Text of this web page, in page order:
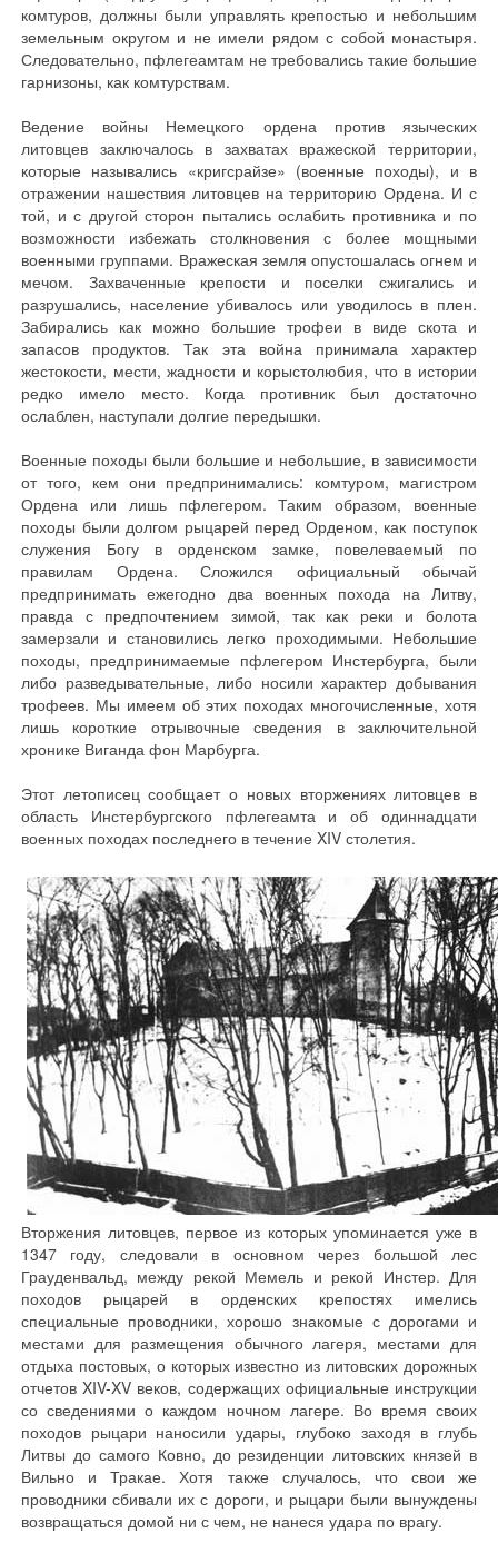
комтуров, должны были управлять крепостью и небольшим
земельным округом и не имели рядом с собой монастыря.
Следовательно, пфлегеамтам не требовались такие большие
гарнизоны, как комтурствам.
Ведение войны Немецкого ордена против языческих
литовцев заключалось в захватах вражеской территории,
которые назывались «кригсрайзе» (военные походы), и в
отражении нашествия литовцев на территорию Ордена. И с
той, и с другой сторон пытались ослабить противника и по
возможности избежать столкновения с более мощными
военными группами. Вражеская земля опустошалась огнем и
мечом. Захваченные крепости и поселки сжигались и
разрушались, население убивалось или уводилось в плен.
Забирались как можно большие трофеи в виде скота и
запасов продуктов. Так эта война принимала характер
жестокости, мести, жадности и корыстолюбия, что в истории
редко имело место. Когда противник был достаточно
ослаблен, наступали долгие передышки.
Военные походы были большие и небольшие, в зависимости
от того, кем они предпринимались: комтуром, магистром
Ордена или лишь пфлегером. Таким образом, военные
походы были долгом рыцарей перед Орденом, как поступок
служения Богу в орденском замке, повелеваемый по
правилам Ордена. Сложился официальный обычай
предпринимать ежегодно два военных похода на Литву,
правда с предпочтением зимой, так как реки и болота
замерзали и становились легко проходимыми. Небольшие
походы, предпринимаемые пфлегером Инстербурга, были
либо разведывательные, либо носили характер добывания
трофеев. Мы имеем об этих походах многочисленные, хотя
лишь короткие отрывочные сведения в заключительной
хронике Виганда фон Марбурга.
Этот летописец сообщает о новых вторжениях литовцев в
область Инстербургского пфлегеамта и об одиннадцати
военных походах последнего в течение XIV столетия.
Вторжения литовцев, первое из которых упоминается уже в
1347 году, следовали в основном через большой лес
Грауденвальд, между рекой Мемель и рекой Инстер. Для
походов рыцарей в орденских крепостях имелись
специальные проводники, хорошо знакомые с дорогами и
местами для размещения обычного лагеря, местами для
отдыха постовых, о которых известно из литовских дорожных
отчетов XIV-XV веков, содержащих официальные инструкции
со сведениями о каждом ночном лагере. Во время своих
походов рыцари наносили удары, глубоко заходя в глубь
Литвы до самого Ковно, до резиденции литовских князей в
Вильно и Тракае. Хотя также случалось, что свои же
проводники сбивали их с дороги, и рыцари были вынуждены
возвращаться домой ни с чем, не нанеся удара по врагу.